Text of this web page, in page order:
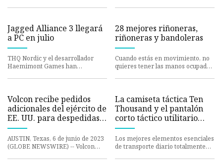
Jagged Alliance 3 llegará
a PC en julio
THQ Nordic y el desarrollador
Haemimont Games han
28 mejores riñoneras,
riñoneras y bandoleras
Cuando estás en movimiento, no
quieres tener las manos ocupadas
Volcon recibe pedidos
adicionales del ejército de
EE. UU. para despedidas
de soltero
AUSTIN, Texas, 6 de junio de 2023
(GLOBE NEWSWIRE) -- Volcon
La camiseta táctica Ten
Thousand y el pantalón
corto táctico utilitario
tienen calidad probada
Los mejores elementos esenciales
de transporte diario totalmente